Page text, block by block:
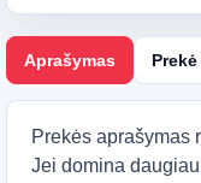
Aprašymas
Prekės aprašymas
Jei domina